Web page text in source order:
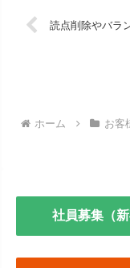
読点削除やバラ
ホーム お客
社員募集（新